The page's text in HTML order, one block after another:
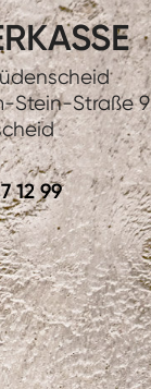
Stein-Straße 9
12 99